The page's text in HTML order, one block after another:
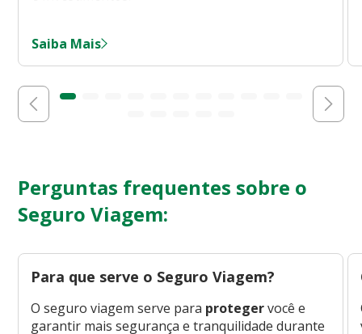
Saiba Mais
Perguntas frequentes sobre o
Seguro Viagem:
Para que serve o Seguro Viagem?
O seguro viagem serve para protegervocê e
garantir mais segurança e tranquilidade durante